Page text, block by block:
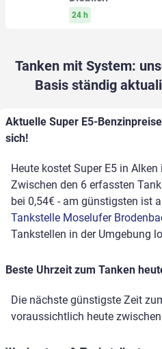
24 h
Tanken mit System:
Basis ständig
Aktuelle Super E5-
sich!
Heute kostet Super E5 in
Zwischen den 6 erfassten
bei 0,54€ - am günstigsten ist
Tankstelle Moselufer
Tankstellen in der Umgebung
Beste Uhrzeit zum Tanken
Die nächste günstigste Zeit
voraussichtlich heute